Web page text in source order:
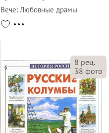
Вече: Любовные драмы
8 рец.
38 фото